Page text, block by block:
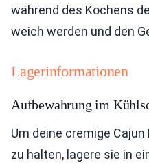
während des Kochens
weich werden und den
Lagerinformationen
Aufbewahrung im
Um deine cremige
zu halten, lagere sie in